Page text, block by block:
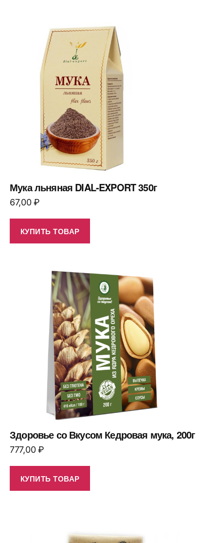
Мука льняная DIAL-EXPORT 350г
67,00₽
КУПИТЬ ТОВАР
Здоровье со Вкусом Кедровая мука, 200г
777,00₽
КУПИТЬ ТОВАР